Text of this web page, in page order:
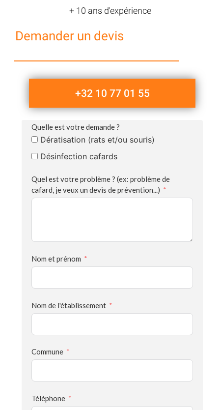
+ 10 ans d'expérience
Demander un devis
+32 10 77 01 55
Quelle est votre demande ?
Dératisation (rats et/ou souris)
Désinfection cafards
Quel est votre problème ? (ex: problème de
cafard, je veux un devis de prévention...)
Nom et prénom
Nom de l'établissement
Commune
Téléphone